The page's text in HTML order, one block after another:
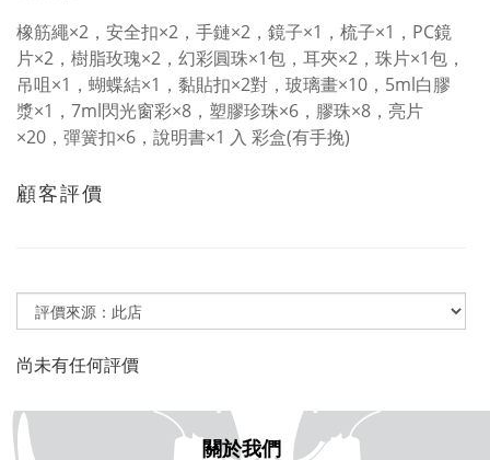
橡筋繩×2，安全扣×2，手鏈×2，鏡子×1，梳子×1，PC鏡
片×2，樹脂玫瑰×2，幻彩圓珠×1包，耳夾×2，珠片×1包，
吊咀×1，蝴蝶結×1，黏貼扣×2對，玻璃畫×10，5ml白膠
漿×1，7ml閃光窗彩×8，塑膠珍珠×6，膠珠×8，亮片
×20，彈簧扣×6，說明書×1 入 彩盒(有手挽)
顧客評價
尚未有任何評價
關於我們